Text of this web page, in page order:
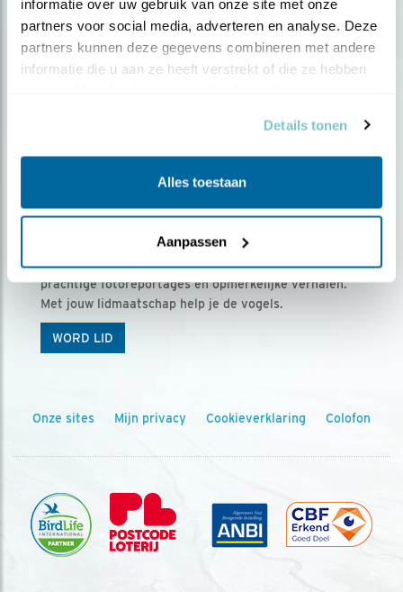
informatie over uw gebruik van onze site met onze
partners voor social media, adverteren en analyse. Deze
partners kunnen deze gegevens combineren met andere
informatie die u aan ze heeft verstrekt of die ze hebben
Details tonen
Alles toestaan
Aanpassen
Ontvang 5 x Vogels voor € 36,00 per jaar
Vogels is het tijdschrift voor onze leden, met
prachtige fotoreportages en opmerkelijke verhalen.
Met jouw lidmaatschap help je de vogels.
WORD LID
Onze sites Mijn privacy Cookieverklaring Colofon